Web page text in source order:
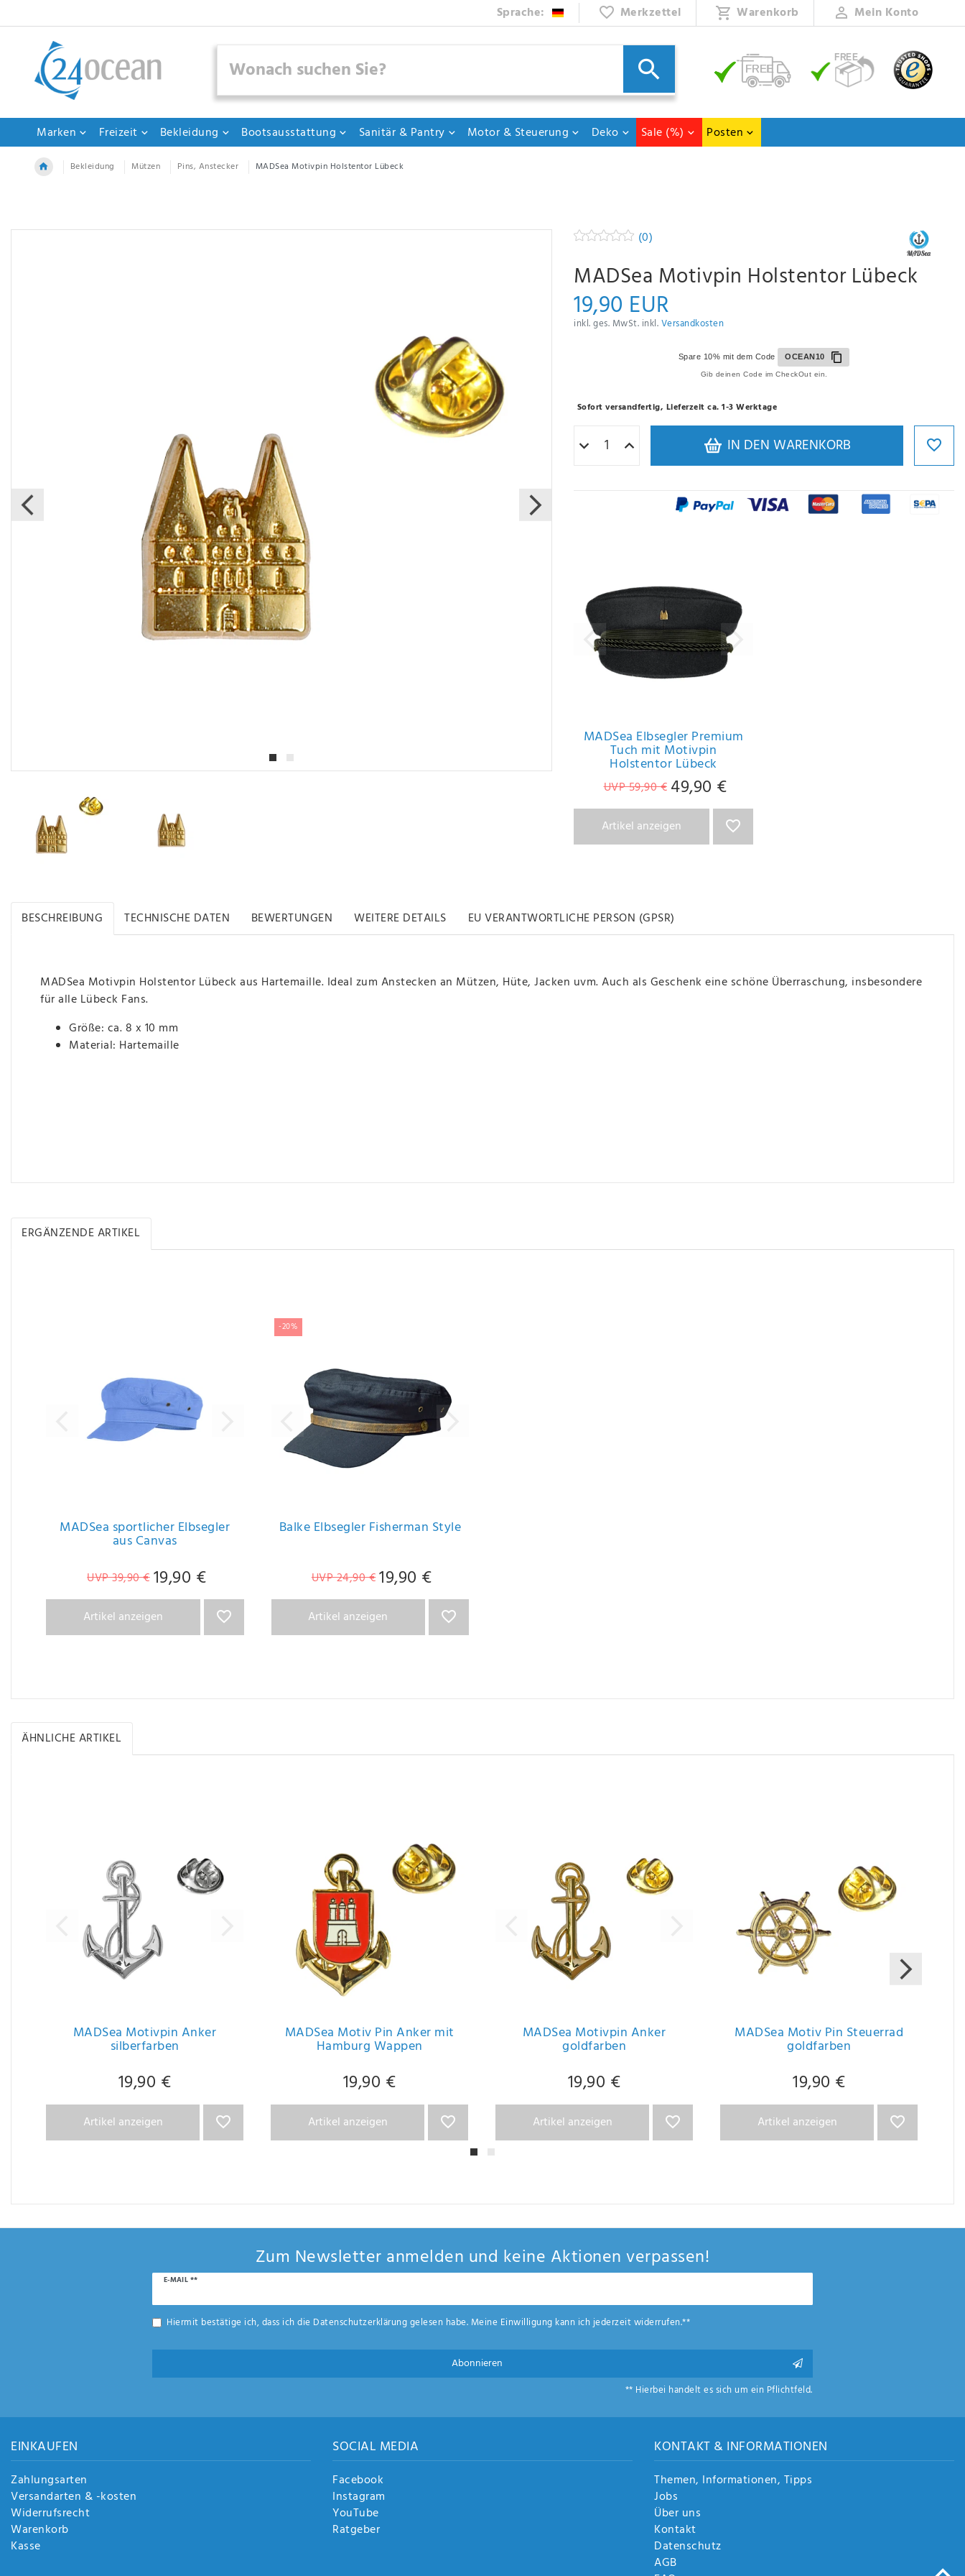
Sprache: Merkzettel Warenkorb Mein Konto
Marken Freizeit Bekleidung Bootsausstattung Sanitär & Pantry Motor & Steuerung Deko Sale (%) Posten
Bekleidung Mützen Pins, Anstecker MADSea Motivpin Holstentor Lübeck
(0)
MADSea Motivpin Holstentor Lübeck
19,90 EUR
inkl. ges. MwSt. inkl.Versandkosten
Spare 10% mit dem Code OCEAN10
Gib deinen Code im CheckOut ein.
Sofort versandfertig, Lieferzeit ca. 1-3 Werktage
IN DEN WARENKORB
MADSea Elbsegler Premium
Tuch mit Motivpin
Holstentor Lübeck
UVP 59,90 € 49,90 €
Artikel anzeigen
BESCHREIBUNG TECHNISCHE DATEN BEWERTUNGEN WEITERE DETAILS EU VERANTWORTLICHE PERSON (GPSR)
MADSea Motivpin Holstentor Lübeck aus Hartemaille. Ideal zum Anstecken an Mützen, Hüte, Jacken uvm. Auch als Geschenk eine schöne Überraschung, insbesondere
für alle Lübeck Fans.
Größe: ca. 8 x 10 mm
Material: Hartemaille
ERGÄNZENDE ARTIKEL
MADSea sportlicher Elbsegler
aus Canvas
UVP 39,90 € 19,90 €
Artikel anzeigen
-20%
Balke Elbsegler Fisherman Style
UVP 24,90 €19,90 €
Artikel anzeigen
ÄHNLICHE ARTIKEL
MADSea Motivpin Anker
silberfarben
19,90 €
Artikel anzeigen
MADSea Motiv Pin Anker mit
Hamburg Wappen
19,90 €
Artikel anzeigen
MADSea Motivpin Anker
goldfarben
19,90 €
Artikel anzeigen
MADSea Motiv Pin Steuerrad
goldfarben
19,90 €
Artikel anzeigen
Zum Newsletter anmelden und keine Aktionen verpassen!
E-MAIL **
Newsletter
Hiermit bestätige ich, dass ich die Daten­schutz­erklärunggelesen habe. Meine Einwilligung kann ich jederzeit widerrufen.**
Abonnieren
** Hierbei handelt es sich um ein Pflichtfeld.
EINKAUFEN
Zahlungsarten
Versandarten & -kosten
Widerrufsrecht
Warenkorb
Kasse
SOCIAL MEDIA
Facebook
Instagram
YouTube
Ratgeber
KONTAKT & INFORMATIONEN
Themen, Informationen, Tipps
Jobs
Über uns
Kontakt
Datenschutz
AGB